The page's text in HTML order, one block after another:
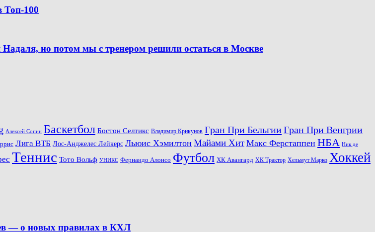
Топ-100
но потом мы с тренером решили остаться в Москве
Алексей Сопин Баскетбол Бостон Селтикс Владимир Крикунов Гран При БельгииГран При Венгрии
Лига ВТБ Лос-Анджелес Лейкерс Льюис Хэмилтон Майами Хит Макс Ферстаппен НБА Ник де
Теннис Тото Вольф УНИКС Фернандо Алонсо Футбол ХК Авангард ХК Трактор Хельмут Марко Хоккей
— о новых правилах в КХЛ